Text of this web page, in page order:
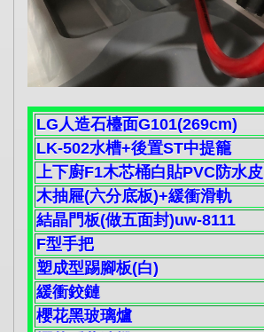
LG人造石檯面G101(269cm)
LK-502水槽+後置ST中提籠
上下廚F1木芯桶白貼PVC防水皮
木抽屜(六分底板)+緩衝滑軌
結晶門板(做五面封)uw-8111
F型手把
塑成型踢腳板(白)
緩衝鉸鏈
櫻花黑玻璃爐